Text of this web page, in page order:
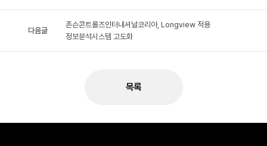
다음글
존슨콘트롤즈인터내셔널코리아, Longview 적용
정보분석시스템 고도화
목록